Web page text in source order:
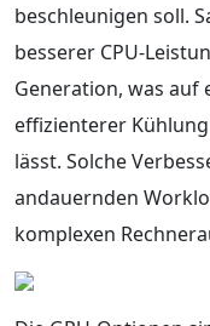
beschleunigen soll.
besserer CPU-
Generation, was auf
effizienterer
lässt. Solche
andauernden
komplexen